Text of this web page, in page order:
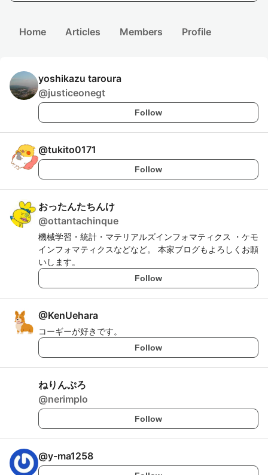
Home Articles Members Profile
yoshikazu taroura
@justiceonegt
Follow
@tukito0171
Follow
おったんたちんけ
@ottantachinque
機械学習・統計・マテリアルズインフォマティクス ・ケモ
インフォマティクスなどなど。 本家ブログもよろしくお願
いします。
Follow
@KenUehara
コーギーが好きです。
Follow
ねりんぷろ
@nerimplo
Follow
@y-ma1258